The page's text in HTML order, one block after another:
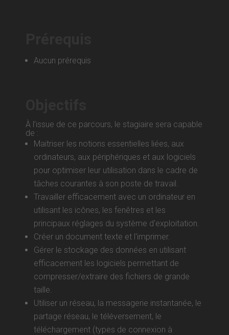
Aucun prérequis
À l’issue de ce parcours, le stagiaire sera capable
de :
Maitriser les notions essentielles liées, aux
ordinateurs, aux périphériques et aux logiciels
pour optimiser leur utilisation dans le cadre de
tâches courantes à son poste de travail.
Travailler efficacement avec un ordinateur en
utilisant les icônes, les fenêtres et les
principaux réglages du système d'exploitation.
Créer un document texte et l'imprimer.
Gérer le stockage des données en utilisant
efficacement les logiciels permettant de
compresser/extraire des fichiers de grande
taille.
Utiliser un réseau, la messagerie instantanée, le
partage réseau, le téléversement, le
téléchargement (types de connexion à